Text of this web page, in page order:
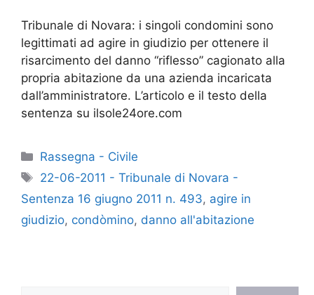
Tribunale di Novara: i singoli condomini sono
legittimati ad agire in giudizio per ottenere il
risarcimento del danno “riflesso” cagionato alla
propria abitazione da una azienda incaricata
dall’amministratore. L’articolo e il testo della
sentenza su ilsole24ore.com
Categorie
Rassegna - Civile
Tag
22-06-2011 - Tribunale di Novara -
Sentenza 16 giugno 2011 n. 493, agire in
giudizio, condòmino, danno all'abitazione